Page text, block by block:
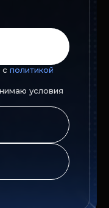
с политикой
условия